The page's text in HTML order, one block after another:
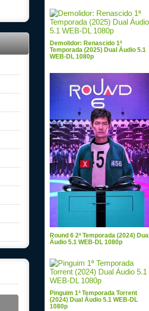
Demolidor: Renascido 1ª
Temporada (2025) Dual Áudio 5.1
WEB-DL 1080p
Round 6 2ª Temporada (2024) Dual
Áudio 5.1 WEB-DL 1080p
Pinguim 1ª Temporada Torrent
(2024) Dual Áudio 5.1 WEB-DL
1080p